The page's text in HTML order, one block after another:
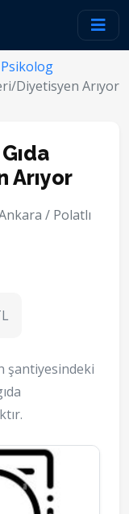
Diyetisyen Arıyor
Arıyor
/ Polatlı
şantiyesindeki